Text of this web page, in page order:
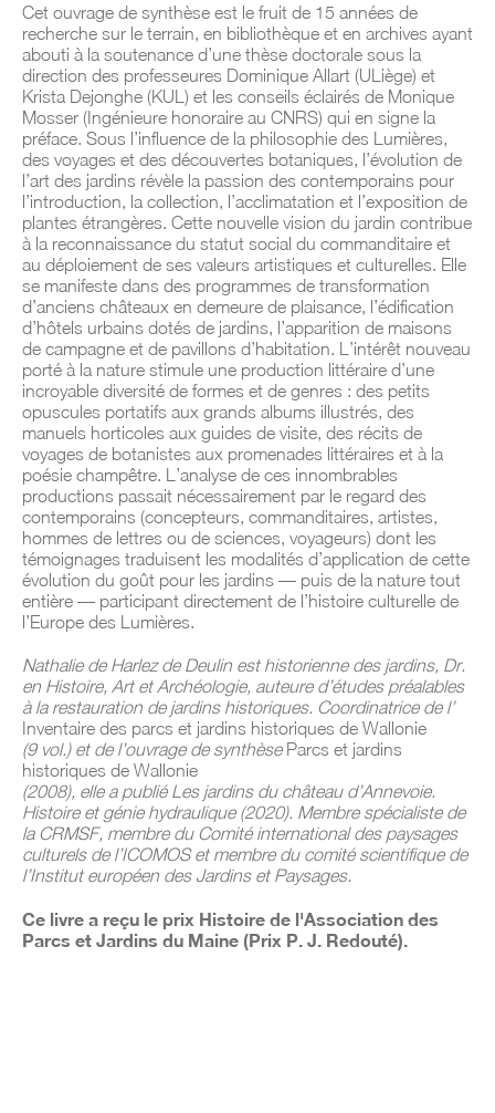
Cet ouvrage de synthèse est le fruit de 15 années de
recherche sur le terrain, en bibliothèque et en archives ayant
abouti à la soutenance d’une thèse doctorale sous la
direction des professeures Dominique Allart (ULiège) et
Krista Dejonghe (KUL) et les conseils éclairés de Monique
Mosser (Ingénieure honoraire au CNRS) qui en signe la
préface. Sous l’influence de la philosophie des Lumières,
des voyages et des découvertes botaniques, l’évolution de
l’art des jardins révèle la passion des contemporains pour
l’introduction, la collection, l’acclimatation et l’exposition de
plantes étrangères. Cette nouvelle vision du jardin contribue
à la reconnaissance du statut social du commanditaire et
au déploiement de ses valeurs artistiques et culturelles. Elle
se manifeste dans des programmes de transformation
d’anciens châteaux en demeure de plaisance, l’édification
d’hôtels urbains dotés de jardins, l’apparition de maisons
de campagne et de pavillons d’habitation. L’intérêt nouveau
porté à la nature stimule une production littéraire d’une
incroyable diversité de formes et de genres : des petits
opuscules portatifs aux grands albums illustrés, des
manuels horticoles aux guides de visite, des récits de
voyages de botanistes aux promenades littéraires et à la
poésie champêtre. L’analyse de ces innombrables
productions passait nécessairement par le regard des
contemporains (concepteurs, commanditaires, artistes,
hommes de lettres ou de sciences, voyageurs) dont les
témoignages traduisent les modalités d’application de cette
évolution du goût pour les jardins — puis de la nature tout
entière — participant directement de l’histoire culturelle de
l’Europe des Lumières.
Nathalie de Harlez de Deulin est historienne des jardins, Dr.
en Histoire, Art et Archéologie, auteure d’études préalables
à la restauration de jardins historiques. Coordinatrice de l’
Inventaire des parcs et jardins historiques de Wallonie
(9 vol.) et de l’ouvrage de synthèse Parcs et jardins
historiques de Wallonie
(2008), elle a publié Les jardins du château d’Annevoie.
Histoire et génie hydraulique (2020). Membre spécialiste de
la CRMSF, membre du Comité international des paysages
culturels de l’ICOMOS et membre du comité scientifique de
l’Institut européen des Jardins et Paysages.
Ce livre a reçu le prix Histoire de l'Association des
Parcs et Jardins du Maine (Prix P. J. Redouté).